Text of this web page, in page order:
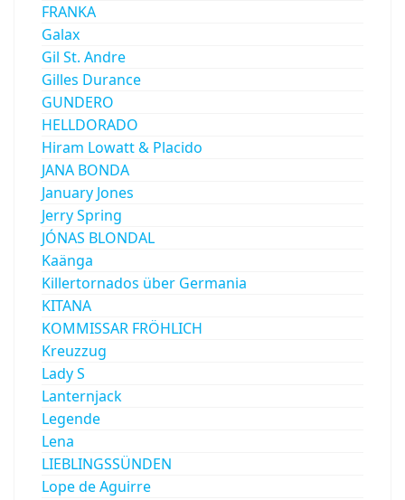
FRANKA
Galax
Gil St. Andre
Gilles Durance
GUNDERO
HELLDORADO
Hiram Lowatt & Placido
JANA BONDA
January Jones
Jerry Spring
JÓNAS BLONDAL
Kaänga
Killertornados über Germania
KITANA
KOMMISSAR FRÖHLICH
Kreuzzug
Lady S
Lanternjack
Legende
Lena
LIEBLINGSSÜNDEN
Lope de Aguirre